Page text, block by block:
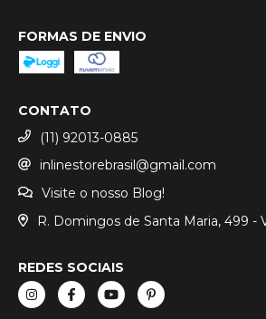
FORMAS DE ENVIO
CONTATO
(11) 92013-0885
inlinestorebrasil@gmail.com
Visite o nosso Blog!
R. Domingos de Santa Maria, 499 -
REDES SOCIAIS